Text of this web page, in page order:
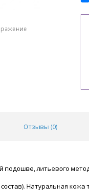
Отзывы (0)
литьевого
Натуральная кожа